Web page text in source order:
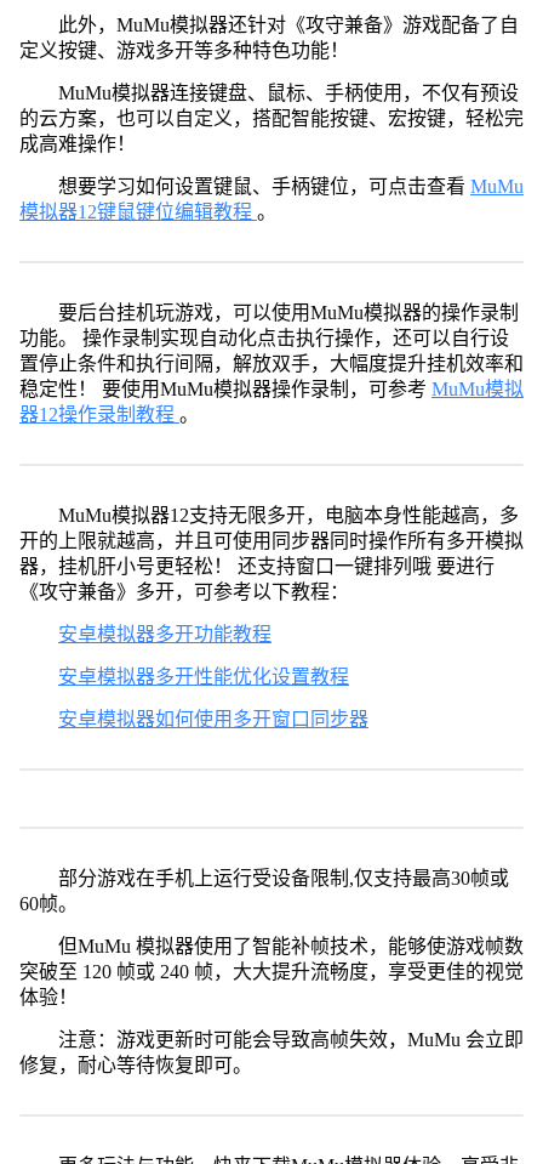
此外，MuMu模拟器还针对《攻守兼备》游戏配备了自
定义按键、游戏多开等多种特色功能！
MuMu模拟器连接键盘、鼠标、手柄使用，不仅有预设
的云方案，也可以自定义，搭配智能按键、宏按键，轻松完
成高难操作！
想要学习如何设置键鼠、手柄键位，可点击查看 MuMu
模拟器12键鼠键位编辑教程 。
要后台挂机玩游戏，可以使用MuMu模拟器的操作录制
功能。 操作录制实现自动化点击执行操作，还可以自行设
置停止条件和执行间隔，解放双手，大幅度提升挂机效率和
稳定性！ 要使用MuMu模拟器操作录制，可参考 MuMu模拟
器12操作录制教程 。
MuMu模拟器12支持无限多开，电脑本身性能越高，多
开的上限就越高，并且可使用同步器同时操作所有多开模拟
器，挂机肝小号更轻松！ 还支持窗口一键排列哦 要进行
《攻守兼备》多开，可参考以下教程：
安卓模拟器多开功能教程
安卓模拟器多开性能优化设置教程
安卓模拟器如何使用多开窗口同步器
部分游戏在手机上运行受设备限制,仅支持最高30帧或
60帧。
但MuMu 模拟器使用了智能补帧技术，能够使游戏帧数
突破至 120 帧或 240 帧，大大提升流畅度，享受更佳的视觉
体验！
注意：游戏更新时可能会导致高帧失效，MuMu 会立即
修复，耐心等待恢复即可。